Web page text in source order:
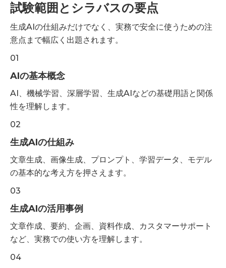
試験範囲とシラバスの要点
生成AIの仕組みだけでなく、実務で安全に使うための注
意点まで幅広く出題されます。
01
AIの基本概念
AI、機械学習、深層学習、生成AIなどの基礎用語と関係
性を理解します。
02
生成AIの仕組み
文章生成、画像生成、プロンプト、学習データ、モデル
の基本的な考え方を押さえます。
03
生成AIの活用事例
文章作成、要約、企画、資料作成、カスタマーサポート
など、実務での使い方を理解します。
04